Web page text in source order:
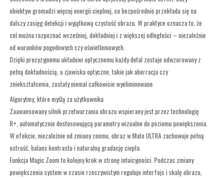
obiektyw gromadzi więcej energii cieplnej, co bezpośrednio przekłada się na
dalszy zasięg detekcji i wyjątkową czystość obrazu. W praktyce oznacza to, że
cel można rozpoznać wcześniej, dokładniej i z większej odległości – niezależnie
od warunków pogodowych czy oświetleniowych.
Dzięki precyzyjnemu układowi optycznemu każdy detal zostaje odwzorowany z
pełną dokładnością, a zjawiska optyczne, takie jak aberracja czy
zniekształcenia, zostały niemal całkowicie wyeliminowane
Algorytmy, które myślą za użytkownika
Zaawansowany silnik przetwarzania obrazu wspierany jest przez technologię
R+, automatycznie dostosowującą parametry wizualne do poziomu powiększenia.
W efekcie, niezależnie od zmiany zoomu, obraz w Mate ULTRA zachowuje pełną
ostrość, balans kontrastu i naturalną gradację ciepła.
Funkcja Magic Zoom to kolejny krok w stronę intuicyjności. Podczas zmiany
powiększenia system w czasie rzeczywistym reguluje interfejs i skalę obrazu,